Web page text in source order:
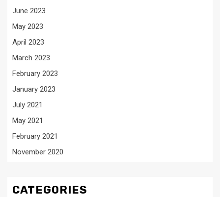
June 2023
May 2023
April 2023
March 2023
February 2023
January 2023
July 2021
May 2021
February 2021
November 2020
CATEGORIES